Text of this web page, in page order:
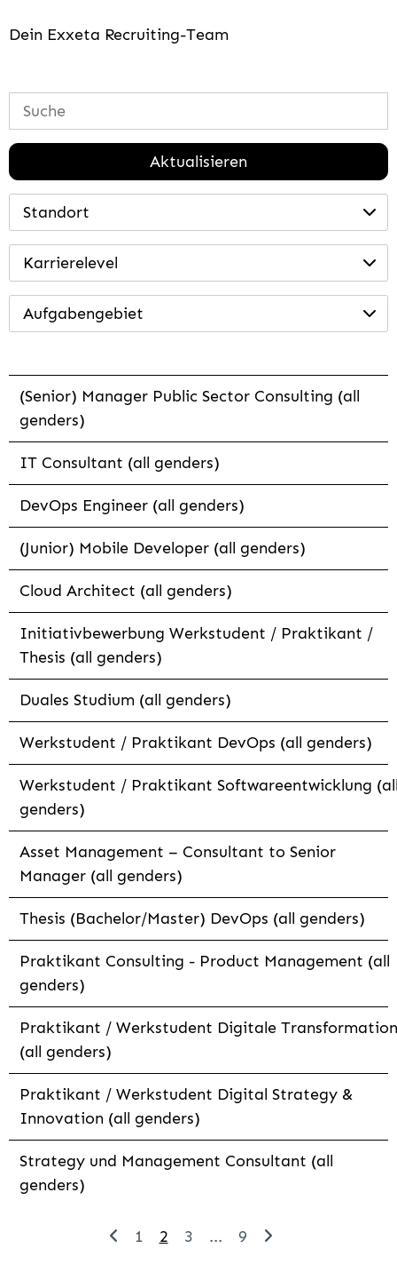
Dein Exxeta Recruiting-Team
Aktualisieren
Standort
Karrierelevel
Aufgabengebiet
(Senior) Manager Public Sector Consulting (all
genders)
IT Consultant (all genders)
DevOps Engineer (all genders)
(Junior) Mobile Developer (all genders)
Cloud Architect (all genders)
Initiativbewerbung Werkstudent / Praktikant /
Thesis (all genders)
Duales Studium (all genders)
Werkstudent / Praktikant DevOps (all genders)
Werkstudent / Praktikant Softwareentwicklung
genders)
Asset Management – Consultant to Senior
Manager (all genders)
Thesis (Bachelor/Master) DevOps (all genders)
Praktikant Consulting - Product Management (all
genders)
Praktikant / Werkstudent Digitale Transformation
(all genders)
Praktikant / Werkstudent Digital Strategy &
Innovation (all genders)
Strategy und Management Consultant (all
genders)
1 2 3 ... 9